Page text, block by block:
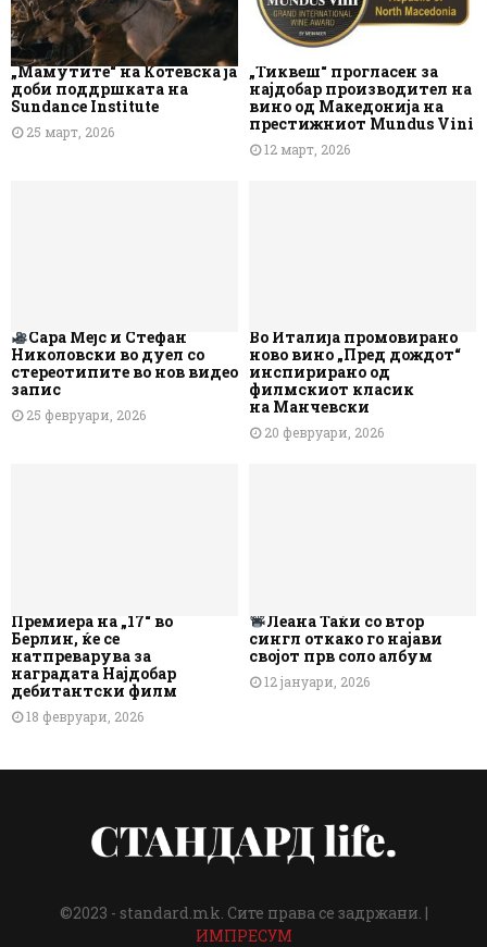
„Мамутите“ на Котевска ја
доби поддршката на
Sundance Institute
25 март, 2026
„Тиквеш“ прогласен за
најдобар производител на
вино од Македонија на
престижниот Mundus Vini
12 март, 2026
Сара Мејс и Стефан
Николовски во дуел со
стереотипите во нов видео
запис
25 февруари, 2026
Во Италија промовирано
ново вино „Пред дождот“
инспирирано од
филмскиот класик
на Манчевски
20 февруари, 2026
Премиера на „17“ во
Берлин, ќе се
натпреварува за
наградата Најдобар
дебитантски филм
18 февруари, 2026
Леана Таќи со втор
сингл откако го најави
својот прв соло албум
12 јануари, 2026
©2023 - standard.mk. Сите права се задржани. |
ИМПРЕСУМ